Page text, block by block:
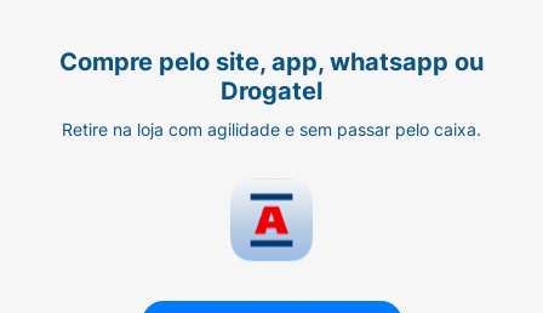
Compre pelo site, app, whatsapp ou
Drogatel
Retire na loja com agilidade e sem passar pelo caixa.